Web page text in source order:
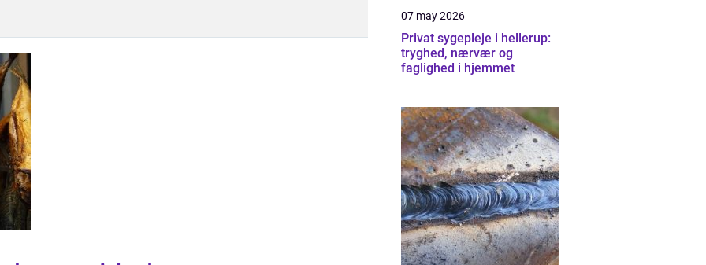
07 may 2026
Privat sygepleje i hellerup:
tryghed, nærvær og
faglighed i hjemmet